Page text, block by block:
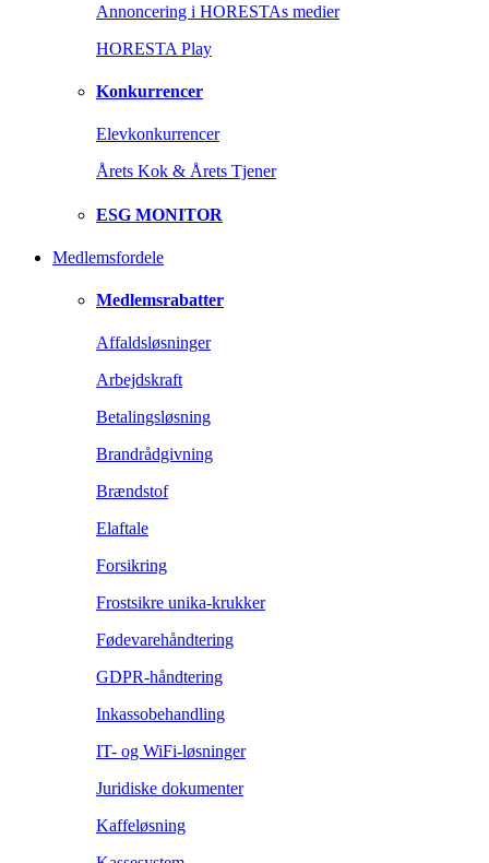
Annoncering i HORESTAs medier
HORESTA Play
Konkurrencer
Elevkonkurrencer
Årets Kok & Årets Tjener
ESG MONITOR
Medlemsfordele
Medlemsrabatter
Affaldsløsninger
Arbejdskraft
Betalingsløsning
Brandrådgivning
Brændstof
Elaftale
Forsikring
Frostsikre unika-krukker
Fødevarehåndtering
GDPR-håndtering
Inkassobehandling
IT- og WiFi-løsninger
Juridiske dokumenter
Kaffeløsning